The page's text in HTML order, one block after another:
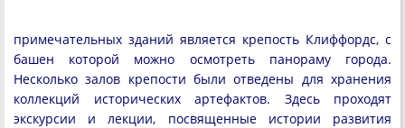
примечательных зданий является крепость Клиффордс, с
башен которой можно осмотреть панораму города.
Несколько залов крепости были отведены для хранения
коллекций исторических артефактов. Здесь проходят
экскурсии и лекции, посвященные истории развития